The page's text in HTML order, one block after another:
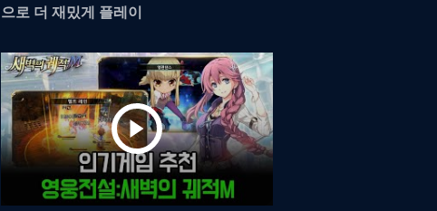
으로 더 재밌게 플레이